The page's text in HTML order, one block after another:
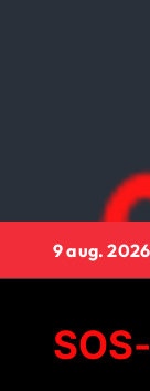
9 aug.